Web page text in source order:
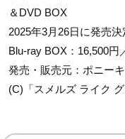
＆DVD BOX
2025年3月26日に発売決
Blu-ray BOX：16,500円
発売・販売元：ポニー
(C)「スメルズ ライク